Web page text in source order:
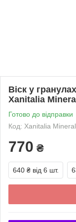
Віск у
Xanitalia
Готово до відправки
Код: Xanitalia
770 ₴
640 ₴ від 6 шт.